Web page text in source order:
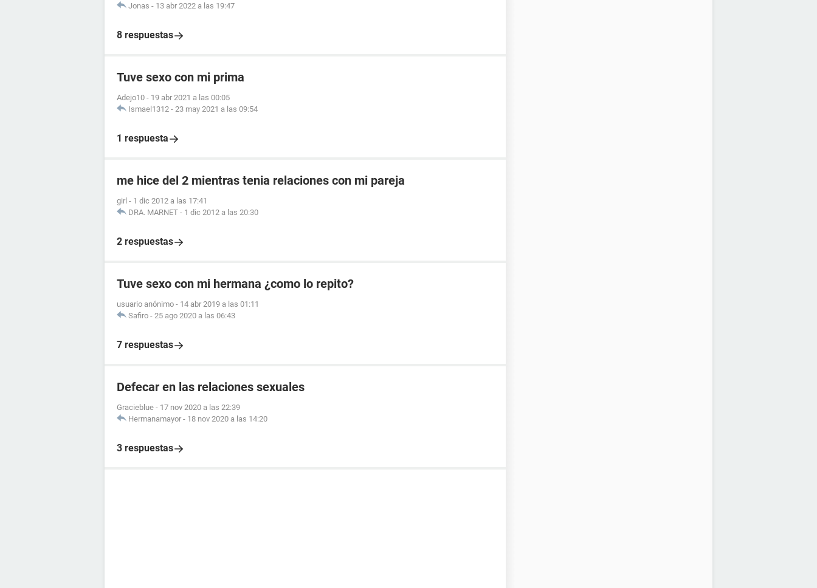
Jonas - 13 abr 2022 a las 19:47
8 respuestas
Tuve sexo con mi prima
Adejo10 - 19 abr 2021 a las 00:05
Ismael1312 - 23 may 2021 a las 09:54
1 respuesta
me hice del 2 mientras tenia relaciones con mi pareja
girl - 1 dic 2012 a las 17:41
DRA. MARNET - 1 dic 2012 a las 20:30
2 respuestas
Tuve sexo con mi hermana ¿como lo repito?
usuario anónimo - 14 abr 2019 a las 01:11
Safiro - 25 ago 2020 a las 06:43
7 respuestas
Defecar en las relaciones sexuales
Gracieblue - 17 nov 2020 a las 22:39
Hermanamayor - 18 nov 2020 a las 14:20
3 respuestas